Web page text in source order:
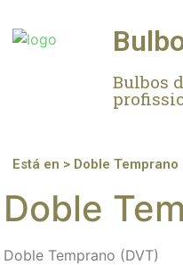
Bulbos
Está en > Doble Temprano
Doble
Doble Temprano (DVT)